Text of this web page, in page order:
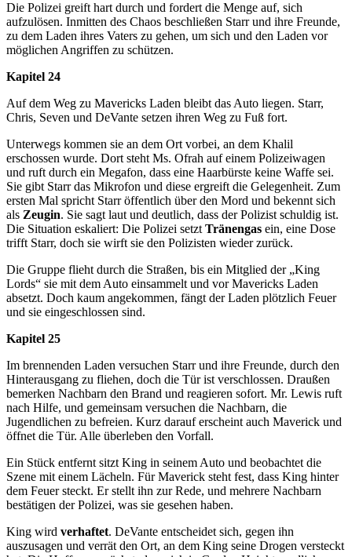
Die Polizei greift hart durch und fordert die Menge auf, sich
aufzulösen. Inmitten des Chaos beschließen Starr und ihre Freunde,
zu dem Laden ihres Vaters zu gehen, um sich und den Laden vor
möglichen Angriffen zu schützen.
Kapitel 24
Auf dem Weg zu Mavericks Laden bleibt das Auto liegen. Starr,
Chris, Seven und DeVante setzen ihren Weg zu Fuß fort.
Unterwegs kommen sie an dem Ort vorbei, an dem Khalil
erschossen wurde. Dort steht Ms. Ofrah auf einem Polizeiwagen
und ruft durch ein Megafon, dass eine Haarbürste keine Waffe sei.
Sie gibt Starr das Mikrofon und diese ergreift die Gelegenheit. Zum
ersten Mal spricht Starr öffentlich über den Mord und bekennt sich
als Zeugin. Sie sagt laut und deutlich, dass der Polizist schuldig ist.
Die Situation eskaliert: Die Polizei setzt Tränengas ein, eine Dose
trifft Starr, doch sie wirft sie den Polizisten wieder zurück.
Die Gruppe flieht durch die Straßen, bis ein Mitglied der „King
Lords“ sie mit dem Auto einsammelt und vor Mavericks Laden
absetzt. Doch kaum angekommen, fängt der Laden plötzlich Feuer
und sie eingeschlossen sind.
Kapitel 25
Im brennenden Laden versuchen Starr und ihre Freunde, durch den
Hinterausgang zu fliehen, doch die Tür ist verschlossen. Draußen
bemerken Nachbarn den Brand und reagieren sofort. Mr. Lewis ruft
nach Hilfe, und gemeinsam versuchen die Nachbarn, die
Jugendlichen zu befreien. Kurz darauf erscheint auch Maverick und
öffnet die Tür. Alle überleben den Vorfall.
Ein Stück entfernt sitzt King in seinem Auto und beobachtet die
Szene mit einem Lächeln. Für Maverick steht fest, dass King hinter
dem Feuer steckt. Er stellt ihn zur Rede, und mehrere Nachbarn
bestätigen der Polizei, was sie gesehen haben.
King wird verhaftet. DeVante entscheidet sich, gegen ihn
auszusagen und verrät den Ort, an dem King seine Drogen versteckt